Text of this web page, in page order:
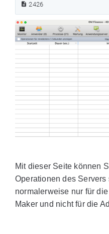
2426
Mit dieser Seite können
Operationen des
normalerweise nur für
Maker und nicht für die